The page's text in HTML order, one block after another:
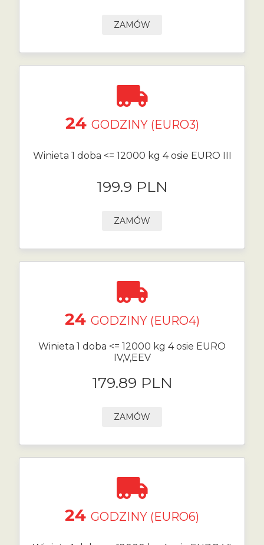
ZAMÓW
24 GODZINY (EURO3)
Winieta 1 doba <= 12000 kg 4 osie EURO III
199.9 PLN
ZAMÓW
24 GODZINY (EURO4)
Winieta 1 doba <= 12000 kg 4 osie EURO
IV,V,EEV
179.89 PLN
ZAMÓW
24 GODZINY (EURO6)